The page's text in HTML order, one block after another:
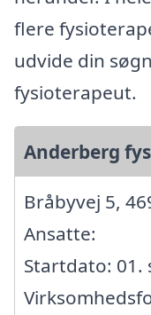
flere
udvide din
fysioterapeut.
Anderberg
Bråbyvej 5,
Ansatte:
Startdato: 01.